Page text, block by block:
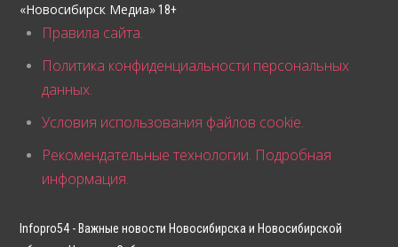
«Новосибирск Медиа»18+
Правила сайта.
Политика конфиденциальности персональных
данных.
Условия использования файлов cookie.
Рекомендательные технологии. Подробная
информация.
Infopro54 - Важные новости Новосибирска и Новосибирской